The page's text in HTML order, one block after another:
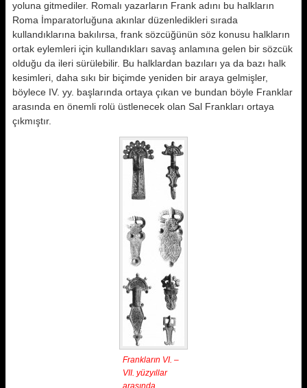
yoluna gitmediler. Romalı yazarların Frank adını bu halkların
Roma İmparatorluğuna akınlar düzenledikleri sırada
kullandıklarına bakılırsa, frank sözcüğünün söz konusu halkların
ortak eylemleri için kullandıkları savaş anlamına gelen bir sözcük
olduğu da ileri sürülebilir. Bu halklardan bazıları ya da bazı halk
kesimleri, daha sıkı bir biçimde yeniden bir araya gelmişler,
böylece IV. yy. başlarında ortaya çıkan ve bundan böyle Franklar
arasında en önemli rolü üstlenecek olan Sal Frankları ortaya
çıkmıştır.
Frankların VI. –
VII. yüzyıllar
arasında